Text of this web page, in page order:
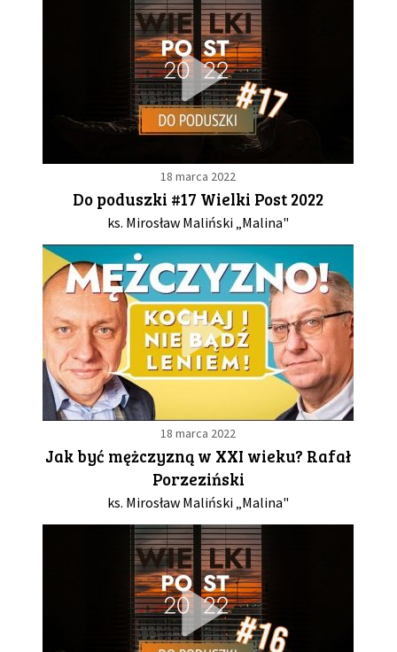
18 marca 2022
Do poduszki #17 Wielki Post 2022
ks. Mirosław Maliński „Malina"
18 marca 2022
Jak być mężczyzną w XXI wieku? Rafał
Porzeziński
ks. Mirosław Maliński „Malina"